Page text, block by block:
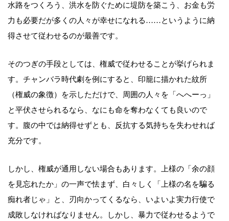
水路をつくろう、洪水を防ぐために堤防を築こう、お金も労
力も必要だが多くの人々が幸せになれる……というように納
得させて従わせるのが最善です。
そのつぎの手段としては、権威で従わせることが挙げられま
す。チャンバラ時代劇を例にすると、印籠に描かれた紋所
（権威の象徴）を示しただけで、周囲の人々を「へへーっ」
と平伏させられるなら、なにも命を奪わなくても良いので
す。腹の中では納得せずとも、反抗する気持ちを失わせれば
充分です。
しかし、権威が通用しない場合もあります。上様の「余の顔
を見忘れたか」の一声で怯まず、白々しく「上様の名を騙る
痴れ者じゃ」と、刃向かってくるなら、いよいよ実力行使で
成敗しなければなりません。しかし、暴力で従わせるようで